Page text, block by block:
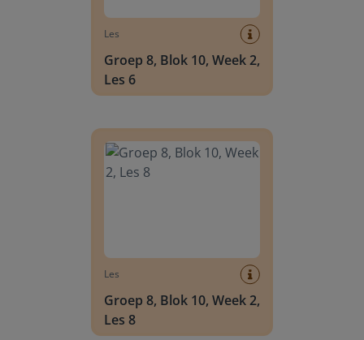
Les
Groep 8, Blok 10, Week 2,
Les 6
Les
Groep 8, Blok 10, Week 2,
Les 8